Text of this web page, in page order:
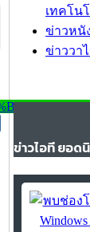
เทคโน
ข่าวหนั
ข่าววา
ข่าวไอที ยอด